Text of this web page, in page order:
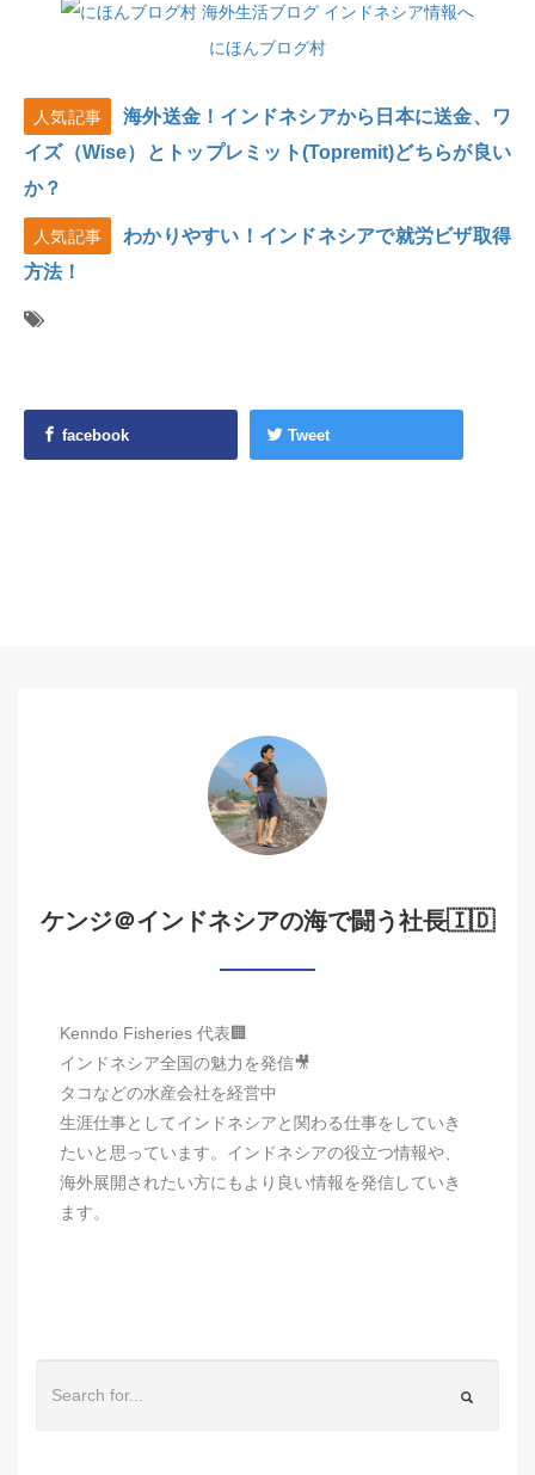
にほんブログ村
人気記事
海外送金！インドネシアから日本に送金、ワ
イズ（Wise）とトップレミット(Topremit)どちらが良い
か？
人気記事
わかりやすい！インドネシアで就労ビザ取得
方法！
facebook Tweet
ケンジ＠インドネシアの海で闘う社長🇮🇩
Kenndo Fisheries 代表🏢
インドネシア全国の魅力を発信🎥
タコなどの水産会社を経営中
生涯仕事としてインドネシアと関わる仕事をしていき
たいと思っています。インドネシアの役立つ情報や、
海外展開されたい方にもより良い情報を発信していき
ます。